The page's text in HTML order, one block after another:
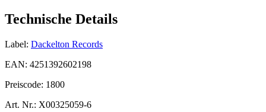
Technische Details
Label: Dackelton Records
EAN: 4251392602198
Preiscode: 1800
Art. Nr.: X00325059-6